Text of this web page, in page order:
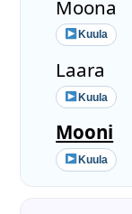
Moona
Kuula
Laara
Kuula
Mooni
Kuula